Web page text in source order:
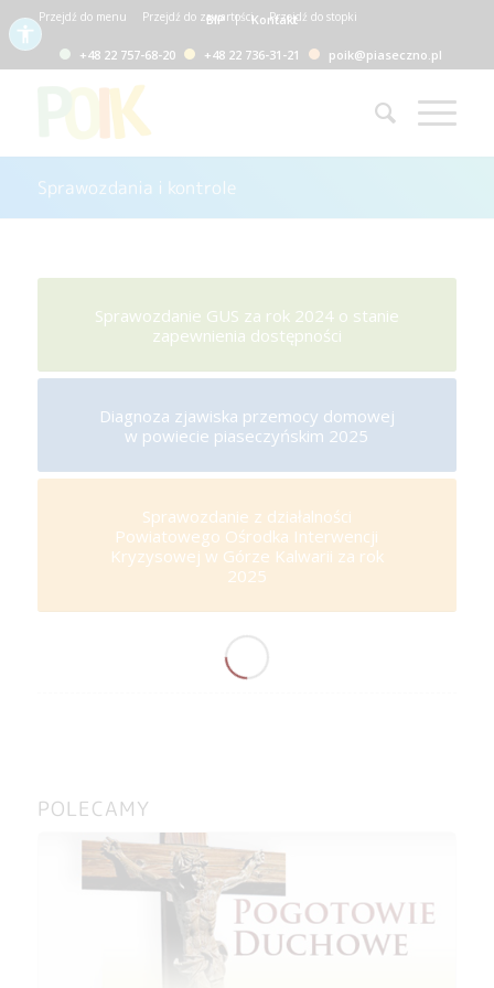
Przejdź do menu Przejdź do zawartości Przejdź do stopki
BIP Kontakt
+48 22 757-68-20 +48 22 736-31-21 poik@piaseczno.pl
Sprawozdania i kontrole
Sprawozdanie GUS za rok 2024 o stanie
zapewnienia dostępności
Diagnoza zjawiska przemocy domowej
w powiecie piaseczyńskim 2025
Sprawozdanie z działalności
Powiatowego Ośrodka Interwencji
Kryzysowej w Górze Kalwarii za rok
2025
POLECAMY